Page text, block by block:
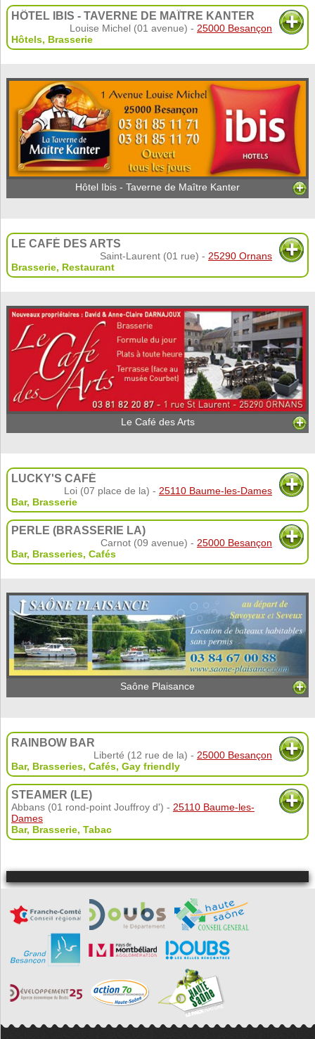
HÔTEL IBIS - TAVERNE DE MAÎTRE KANTER
Louise Michel (01 avenue) - 25000 Besançon
Hôtels, Brasserie
Hôtel Ibis - Taverne de Maître Kanter
LE CAFÉ DES ARTS
Saint-Laurent (01 rue) - 25290 Ornans
Brasserie, Restaurant
Le Café des Arts
LUCKY'S CAFÉ
Loi (07 place de la) - 25110 Baume-les-Dames
Bar, Brasserie
PERLE (BRASSERIE LA)
Carnot (09 avenue) - 25000 Besançon
Bar, Brasseries, Cafés
Saône Plaisance
RAINBOW BAR
Liberté (12 rue de la) - 25000 Besançon
Bar, Brasseries, Cafés, Gay friendly
STEAMER (LE)
Abbans (01 rond-point Jouffroy d') - 25110 Baume-les-
Dames
Bar, Brasserie, Tabac